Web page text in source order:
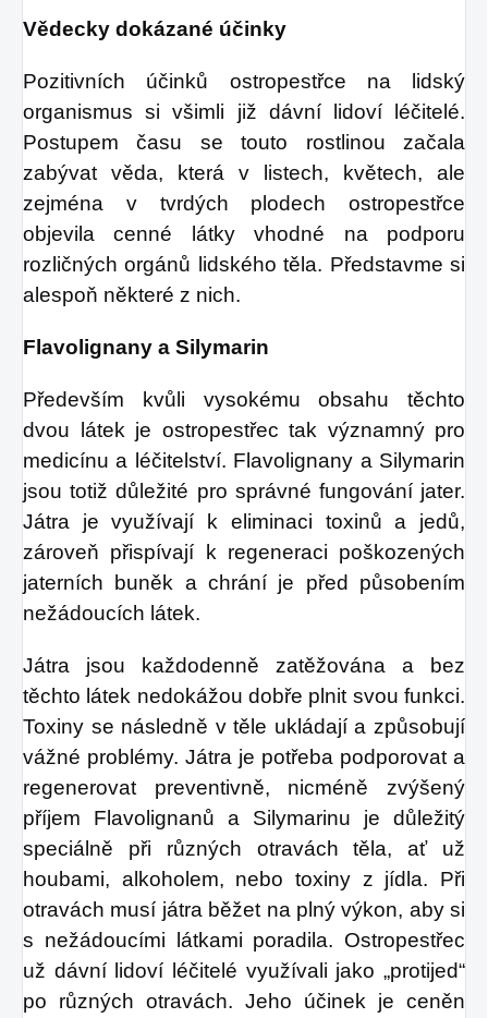
Vědecky dokázané účinky
Pozitivních účinků ostropestřce na lidský
organismus si všimli již dávní lidoví léčitelé.
Postupem času se touto rostlinou začala
zabývat věda, která v listech, květech, ale
zejména v tvrdých plodech ostropestřce
objevila cenné látky vhodné na podporu
rozličných orgánů lidského těla. Představme si
alespoň některé z nich.
Flavolignany a Silymarin
Především kvůli vysokému obsahu těchto
dvou látek je ostropestřec tak významný pro
medicínu a léčitelství. Flavolignany a Silymarin
jsou totiž důležité pro správné fungování jater.
Játra je využívají k eliminaci toxinů a jedů,
zároveň přispívají k regeneraci poškozených
jaterních buněk a chrání je před působením
nežádoucích látek.
Játra jsou každodenně zatěžována a bez
těchto látek nedokážou dobře plnit svou funkci.
Toxiny se následně v těle ukládají a způsobují
vážné problémy. Játra je potřeba podporovat a
regenerovat preventivně, nicméně zvýšený
příjem Flavolignanů a Silymarinu je důležitý
speciálně při různých otravách těla, ať už
houbami, alkoholem, nebo toxiny z jídla. Při
otravách musí játra běžet na plný výkon, aby si
s nežádoucími látkami poradila. Ostropestřec
už dávní lidoví léčitelé využívali jako „protijed“
po různých otravách. Jeho účinek je ceněn